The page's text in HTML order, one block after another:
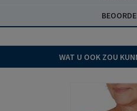
WAT U OOK ZOU